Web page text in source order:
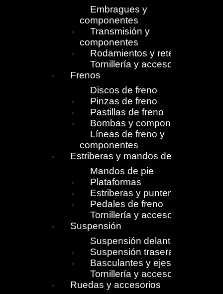
Embragues y
componentes
Transmisión y
componentes
Rodamientos y retenes
Tornillería y accesorios
Frenos
Discos de freno
Pinzas de freno
Pastillas de freno
Bombas y componentes
Líneas de freno y
componentes
Estriberas y mandos de pie
Mandos de pie
Plataformas
Estriberas y punteras
Pedales de freno
Tornillería y accesorios
Suspensión
Suspensión delantera
Suspensión trasera
Basculantes y ejes
Tornillería y accesorios
Ruedas y accesorios